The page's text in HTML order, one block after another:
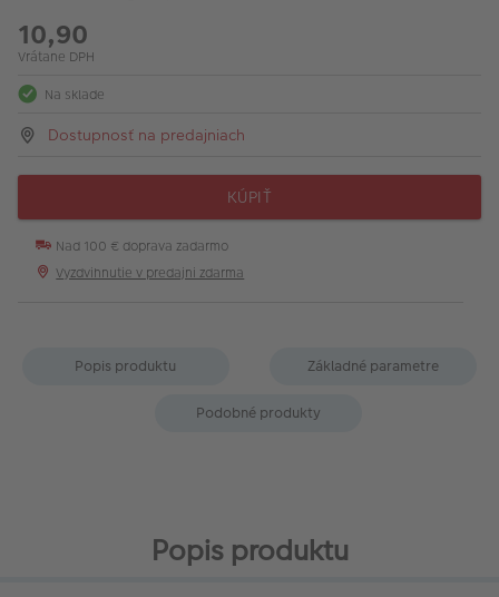
10,90
Vrátane DPH
Na sklade
Dostupnosť na predajniach
KÚPIŤ
Nad 100 € doprava zadarmo
Vyzdvihnutie v predajni zdarma
Popis produktu Základné parametre
Podobné produkty
Popis produktu